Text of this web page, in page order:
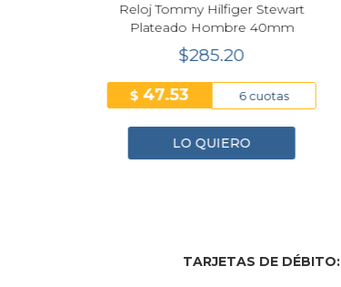
Reloj Tommy Hilfiger Stewart
Plateado Hombre 40mm
$285.20
47.53 6 cuotas
LO QUIERO
TARJETAS DE DÉBITO: